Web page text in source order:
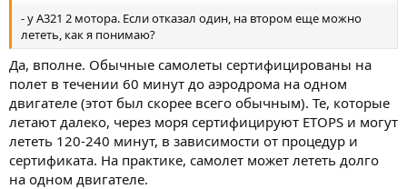
- у А321 2 мотора. Если отказал один, на втором еще можно
лететь, как я понимаю?
Да, вполне. Обычные самолеты сертифицированы на
полет в течении 60 минут до аэродрома на одном
двигателе (этот был скорее всего обычным). Те, которые
летают далеко, через моря сертифицируют ETOPS и могут
лететь 120-240 минут, в зависимости от процедур и
сертификата. На практике, самолет может лететь долго
на одном двигателе.